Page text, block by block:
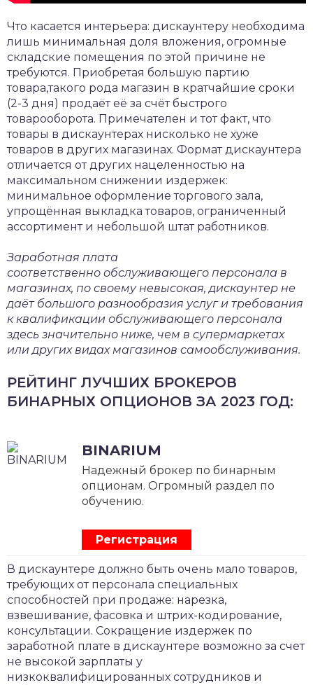
Что касается интерьера: дискаунтеру необходима
лишь минимальная доля вложения, огромные
складские помещения по этой причине не
требуются. Приобретая большую партию
товара,такого рода магазин в кратчайшие сроки
(2-3 дня) продаёт её за счёт быстрого
товарооборота. Примечателен и тот факт, что
товары в дискаунтерах нисколько не хуже
товаров в других магазинах. Формат дискаунтера
отличается от других нацеленностью на
максимальном снижении издержек:
минимальное оформление торгового зала,
упрощённая выкладка товаров, ограниченный
ассортимент и небольшой штат работников.
Заработная плата
соответственно обслуживающего персонала в
магазинах, по своему невысокая, дискаунтер не
даёт большого разнообразия услуг и требования
к квалификации обслуживающего персонала
здесь значительно ниже, чем в супермаркетах
или других видах магазинов самообслуживания.
РЕЙТИНГ ЛУЧШИХ БРОКЕРОВ
БИНАРНЫХ ОПЦИОНОВ ЗА 2023 ГОД:
BINARIUM
Надежный брокер по бинарным
опционам. Огромный раздел по
обучению.
Регистрация
В дискаунтере должно быть очень мало товаров,
требующих от персонала специальных
способностей при продаже: нарезка,
взвешивание, фасовка и штрих-кодирование,
консультации. Сокращение издержек по
заработной плате в дискаунтере возможно за счет
не высокой зарплаты у
низкоквалифицированных сотрудников и